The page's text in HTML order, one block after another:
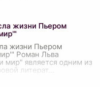
жизни Пьером
жизни Пьером
Роман Льва
мир" является одним из
литерат